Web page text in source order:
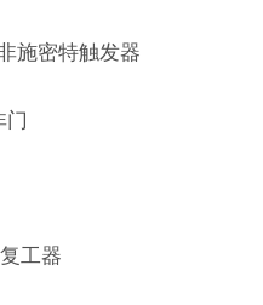
施密特触发器
门
工器